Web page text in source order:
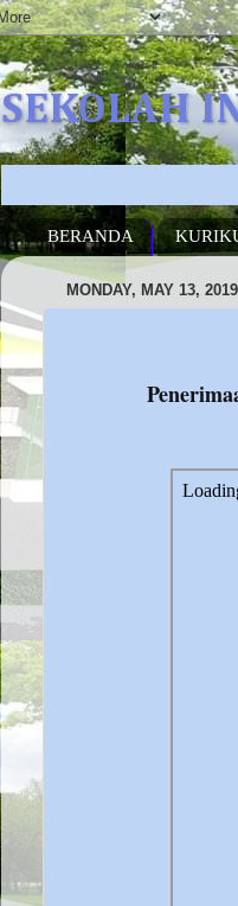
SEKOLAH
BERANDA
MONDAY, MAY 13, 2019